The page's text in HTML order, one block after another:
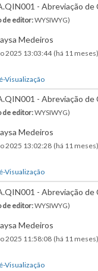
- Abreviação de
de editor:WYSIWYG)
Medeiros
2025 13:03:44 (há 11 meses)
Visualização
- Abreviação de
de editor:WYSIWYG)
Medeiros
2025 13:02:28 (há 11 meses)
Visualização
- Abreviação de
de editor:WYSIWYG)
Medeiros
2025 11:58:08 (há 11 meses)
Visualização